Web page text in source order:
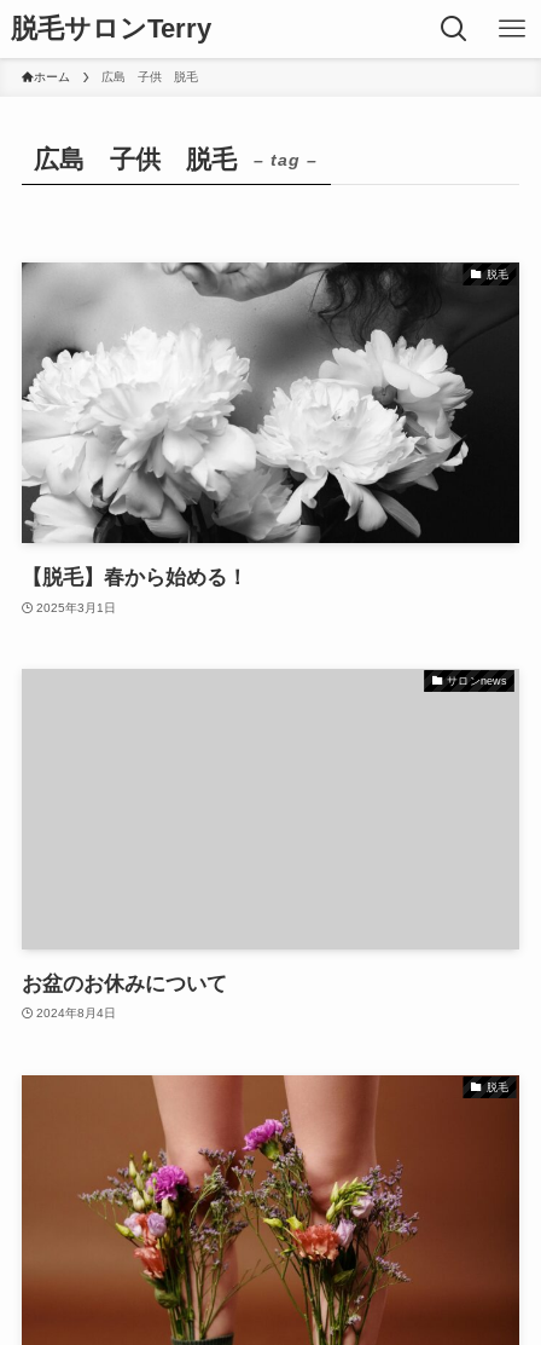
脱毛サロンTerry
ホーム 広島 子供 脱毛
広島 子供 脱毛 – tag –
脱毛
【脱毛】春から始める！
2025年3月1日
サロンnews
お盆のお休みについて
2024年8月4日
脱毛